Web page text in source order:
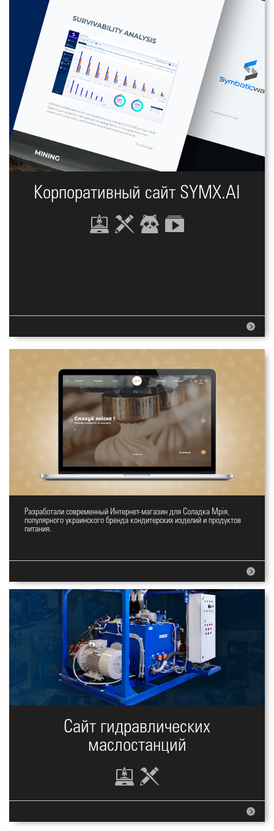
Корпоративный сайт SYMX.AI
Интернет-магазин Солодка Мрія
Разработали современный Интернет-магазин для Соладка Мрія,
популярного украинского бренда кондитерских изделий и продуктов
питания.
Сайт гидравлических
маслостанций